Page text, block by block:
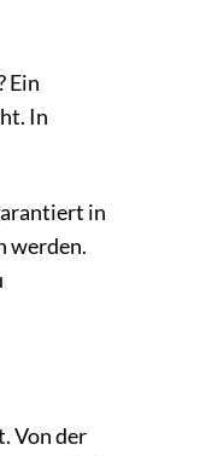
Ein
In
in
werden.
Von der